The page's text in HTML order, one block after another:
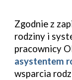
Zgodnie z
rodziny i
pracownicy
asystentem
wsparcia